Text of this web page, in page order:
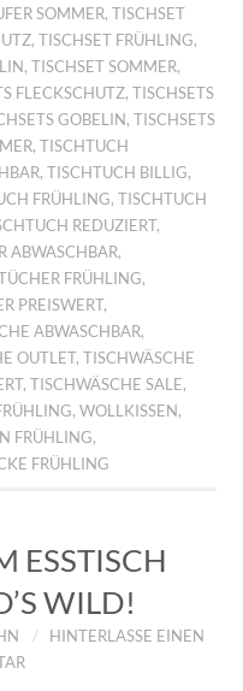
SOMMER,TISCHSET
,TISCHSET FRÜHLING,
,TISCHSET SOMMER,
FLECKSCHUTZ,TISCHSETS
GOBELIN,TISCHSETS
,TISCHTUCH
,TISCHTUCH BILLIG,
FRÜHLING,TISCHTUCH
REDUZIERT,
ABWASCHBAR,
FRÜHLING,
PREISWERT,
ABWASCHBAR,
OUTLET,TISCHWÄSCHE
,TISCHWÄSCHE SALE,
,WOLLKISSEN ,
FRÜHLING,
FRÜHLING
ESSTISCH
WILD!
HINTERLASSE EINEN